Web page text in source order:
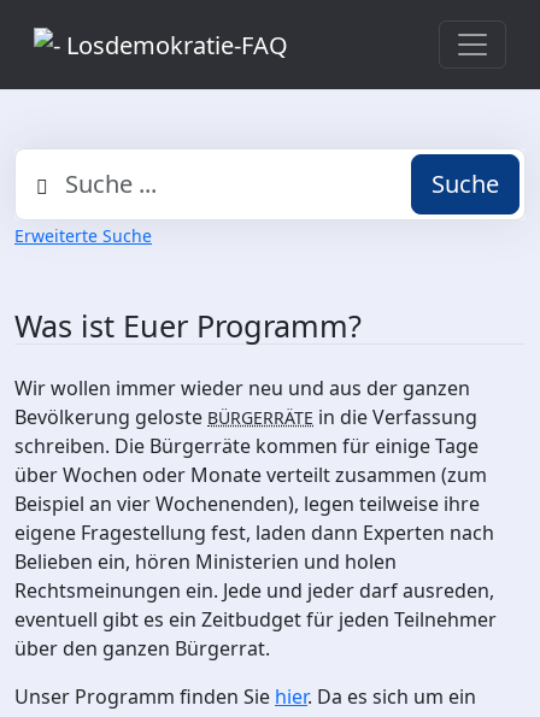
Suche
Erweiterte Suche
Was ist Euer Programm?
Wir wollen immer wieder neu und aus der ganzen
Bevölkerung geloste BÜRGERRÄTE in die Verfassung
schreiben. Die Bürgerräte kommen für einige Tage
über Wochen oder Monate verteilt zusammen (zum
Beispiel an vier Wochenenden), legen teilweise ihre
eigene Fragestellung fest, laden dann Experten nach
Belieben ein, hören Ministerien und holen
Rechtsmeinungen ein. Jede und jeder darf ausreden,
eventuell gibt es ein Zeitbudget für jeden Teilnehmer
über den ganzen Bürgerrat.
Unser Programm finden Sie hier. Da es sich um ein